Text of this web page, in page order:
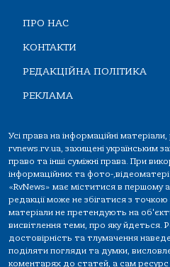
ПРО НАС
КОНТАКТИ
РЕДАКЦІЙНА ПОЛІТИКА
РЕКЛАМА
Усі права на інформаційні
rvnews.rv.ua, захищені українським
право та інші суміжні права. При
інформаційних та фото-
«RvNews» має міститися в першому
редакції може не збігатися з точкою
матеріали не претендують на
висвітлення теми, про яку йдеться.
достовірність та тлумачення
поділяти погляди та думки,
коментарях до статей, а сам ресурс